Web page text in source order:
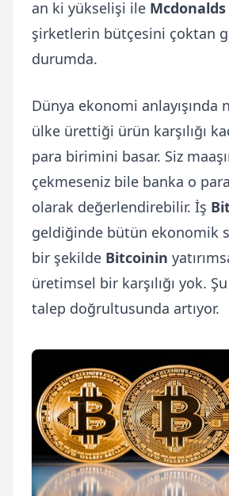
an ki yükselişi ile Mcdonalds
şirketlerin bütçesini çoktan
durumda.
Dünya ekonomi anlayışında
ülke ürettiği ürün karşılığı
para birimini basar. Siz
çekmeseniz bile banka o
olarak değerlendirebilir. İş
geldiğinde bütün ekonomik
bir şekilde Bitcoinin
üretimsel bir karşılığı yok.
talep doğrultusunda artıyor.